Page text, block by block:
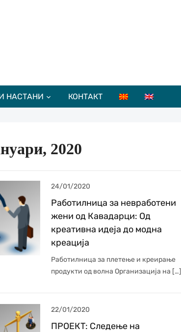
НАСТАНИ КОНТАКТ
2020
24/01/2020
Работилница за невработени
жени од Кавадарци: Од
креативна идеја до модна
креација
Работилница за плетење и креирање
продукти од волна Организација на […]
22/01/2020
ПРОЕКТ: Следење на